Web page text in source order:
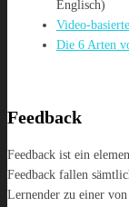
Englisch)
Video-
Die 6 Arten
Feedback
Feedback ist ein
Feedback fallen
Lernender zu einer